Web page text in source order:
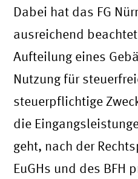
Dabei hat das FG
ausreichend
Aufteilung eines
Nutzung für
steuerpflichtige
die
geht, nach der
EuGHs und des BFH